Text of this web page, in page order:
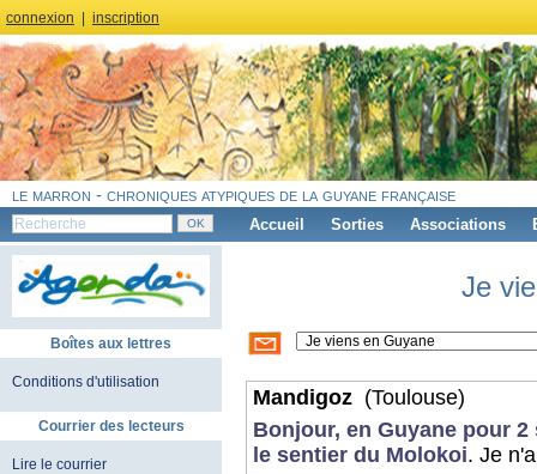
connexion inscription
le marron - chroniques atypiques de la guyane française
Accueil Sorties Associations
Boîtes aux lettres
Conditions d'utilisation
Courrier des lecteurs
Lire le courrier
Je
Mandigoz (Toulouse)
Bonjour, en Guyane pour
le sentier du Molokoi. Je